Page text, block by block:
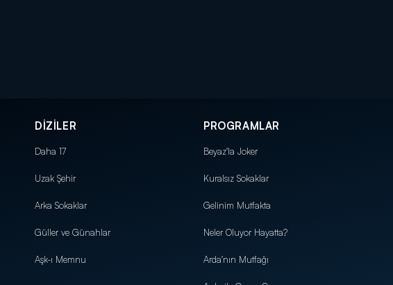
DİZİLER
Daha 17
Uzak Şehir
Arka Sokaklar
Güller ve Günahlar
Aşk-ı Memnu
PROGRAMLAR
Beyaz'la Joker
Kuralsız Sokaklar
Gelinim Mutfakta
Neler Oluyor Hayatta?
Arda'nın Mutfağı